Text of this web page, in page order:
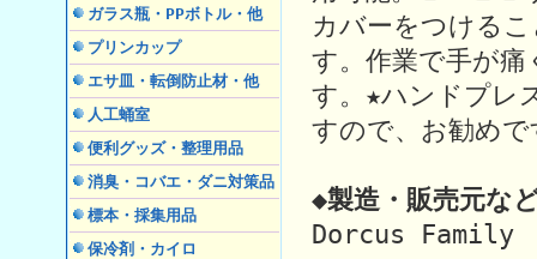
ガラス瓶・PPボトル・他
プリンカップ
エサ皿・転倒防止材・他
人工蛹室
便利グッズ・整理用品
消臭・コバエ・ダニ対策品
標本・採集用品
保冷剤・カイロ
カバーをつける
す。作業で手が
す。★ハンドプレ
すので、お勧めで
◆製造・販売元な
Dorcus Family